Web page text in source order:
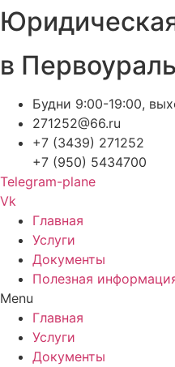
Перейти
к
содержимому
в
Будни 9:00-19:00,
271252@66.ru
+7 (3439) 271252
+7 (950) 5434700
Telegram-plane
Vk
Главная
Услуги
Документы
Полезная
Menu
Главная
Услуги
Документы